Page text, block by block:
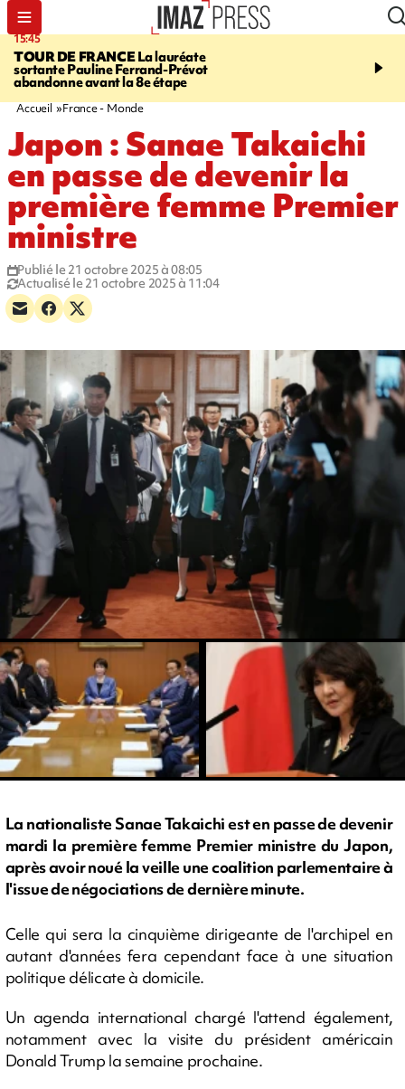
15:45
TOUR DE FRANCELa lauréate
sortante Pauline Ferrand-Prévot
abandonne avant la 8e étape
20:17
routière, concours de
Accueil France - Monde
Japon : Sanae Takaichi
en passe de devenir la
première femme Premier
ministre
Publié le 21 octobre 2025 à 08:05
Actualisé le 21 octobre 2025 à 11:04
La nationaliste Sanae Takaichi est en passe de devenir
mardi la première femme Premier ministre du Japon,
après avoir noué la veille une coalition parlementaire à
l'issue de négociations de dernière minute.
Celle qui sera la cinquième dirigeante de l'archipel en
autant d'années fera cependant face à une situation
politique délicate à domicile.
Un agenda international chargé l'attend également,
notamment avec la visite du président américain
Donald Trump la semaine prochaine.